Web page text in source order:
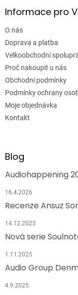
Informace pro
O nás
Doprava a platba
Velkoobchodní
Proč nakoupit u nás
Obchodní podmínky
Podmínky ochrany
Moje objednávka
Kontakt
Blog
Audiohappening
16.4.2026
Recenze Ansuz
14.12.2025
Nová serie
1.11.2025
Audio Group
4.9.2025